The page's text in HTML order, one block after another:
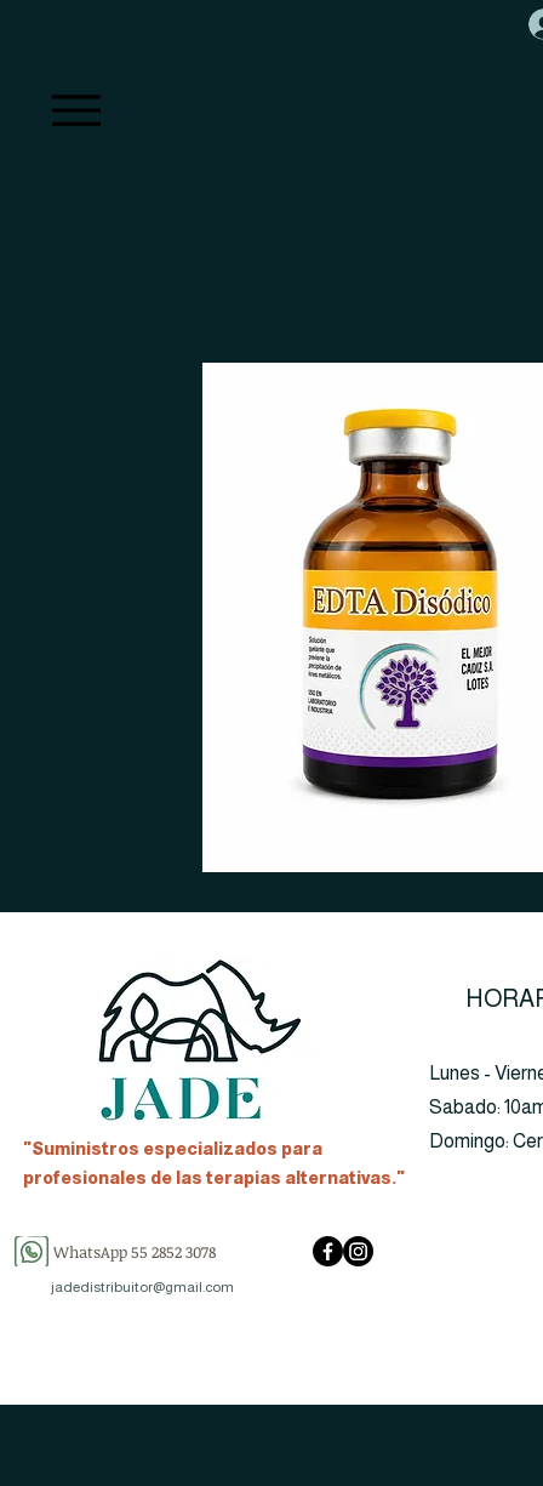
"Suministros especializados para
profesionales de las terapias alternativas."
WhatsApp 55 2852 3078
jadedistribuitor@gmail.com
Lunes -
​​Sabado:
​Domingo: